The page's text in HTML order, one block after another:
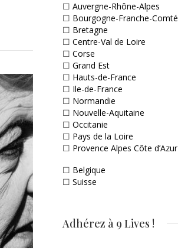
☐ Auvergne-Rhône-Alpes
☐ Bourgogne-Franche-Comté
☐ Bretagne
☐ Centre-Val de Loire
☐ Corse
☐ Grand Est
☐ Hauts-de-France
☐ Ile-de-France
☐ Normandie
☐ Nouvelle-Aquitaine
☐ Occitanie
☐ Pays de la Loire
☐ Provence Alpes Côte d’Azur
☐ Belgique
☐ Suisse
Adhérez à 9 Lives !